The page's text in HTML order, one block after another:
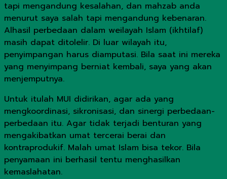
tapi mengandung kesalahan, dan mahzab anda
menurut saya salah tapi mengandung kebenaran.
Alhasil perbedaan dalam weilayah Islam (ikhtilaf)
masih dapat ditolelir. Di luar wilayah itu,
penyimpangan harus diamputasi. Bila saat ini mereka
yang menyimpang berniat kembali, saya yang akan
menjemputnya.
Untuk itulah MUI didirikan, agar ada yang
mengkoordinasi, sikronisasi, dan sinergi perbedaan-
perbedaan itu. Agar tidak terjadi benturan yang
mengakibatkan umat tercerai berai dan
kontraprodukif. Malah umat Islam bisa tekor. Bila
penyamaan ini berhasil tentu menghasilkan
kemaslahatan.